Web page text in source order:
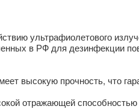
ультрафиолетового
в РФ для дезинфекции
высокую прочность, что
отражающей